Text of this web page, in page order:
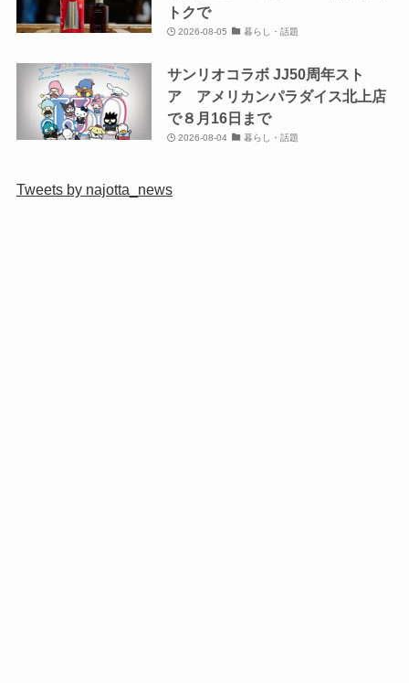
トクで
2026-08-05 暮らし・話題
サンリオコラボ JJ50周年スト
ア アメリカンパラダイス北上店
で８月16日まで
2026-08-04 暮らし・話題
Tweets by najotta_news